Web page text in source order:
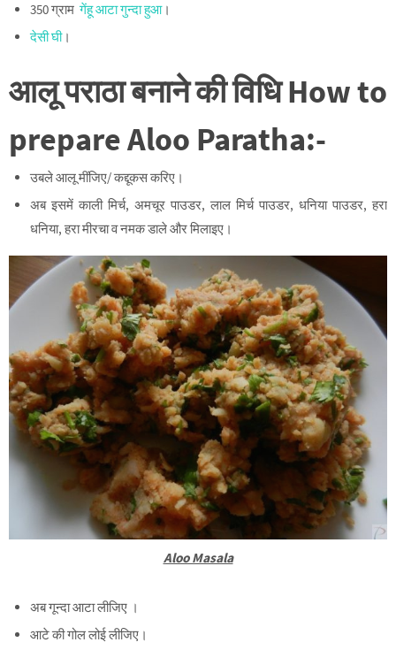
350 ग्रामगेंहू आटा गुन्दा हुआ।
देसी घी।
आलू पराठा बनाने की विधिHow to
prepare Aloo Paratha:-
उबले आलू मींजिए/ कद्दूकस करिए।
अब इसमें काली मिर्च, अमचूर पाउडर, लाल मिर्च पाउडर, धनिया पाउडर, हरा
धनिया, हरा मीरचा व नमक डाले और मिलाइए।
Aloo Masala
अब गून्दा आटा लीजिए ।
आटे की गोल लोई लीजिए।